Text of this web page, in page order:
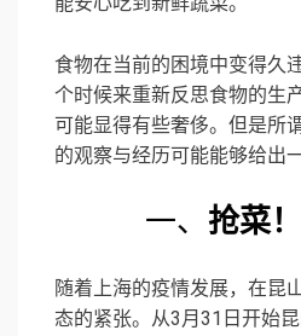
食物在当前的困境中变得久
个时候来重新反思食物的生
可能显得有些奢侈。但是所
的观察与经历可能能够给出
一、 抢菜
随着上海的疫情发展，在昆
态的紧张。从3月31日开始